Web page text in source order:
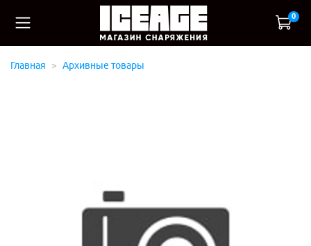
0
Главная Архивные товары